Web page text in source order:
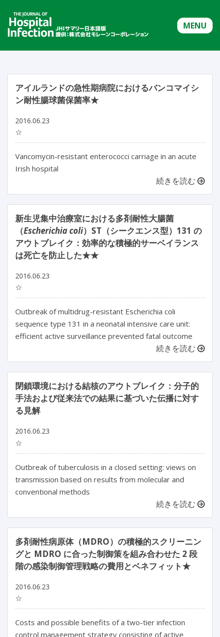
MENU
アイルランドの急性期病院におけるバンコマイシ
ン耐性腸球菌保菌率★
2016.06.23
☆
Vancomycin-resistant enterococci carriage in an acute
Irish hospital
続きを読む
新生児集中治療室における多剤耐性大腸菌
（Escherichia coli）ST（シークエンス型）131 の
アウトブレイク：効率的な積極的サーベイランス
は死亡を防止した★★
2016.06.23
☆
Outbreak of multidrug-resistant Escherichia coli
sequence type 131 in a neonatal intensive care unit:
efficient active surveillance prevented fatal outcome
続きを読む
閉鎖環境における結核のアウトブレイク：分子的
手法および従来法での結果に基づいた伝播に対す
る見解
2016.06.23
☆
Outbreak of tuberculosis in a closed setting: views on
transmission based on results from molecular and
conventional methods
続きを読む
多剤耐性病原体（MDRO）の積極的スクリーニン
グと MDRO に合った制御策を組み合わせた 2 段
階の感染制御管理戦略の費用とベネフィット★
2016.06.23
☆
Costs and possible benefits of a two-tier infection
control management strategy consisting of active